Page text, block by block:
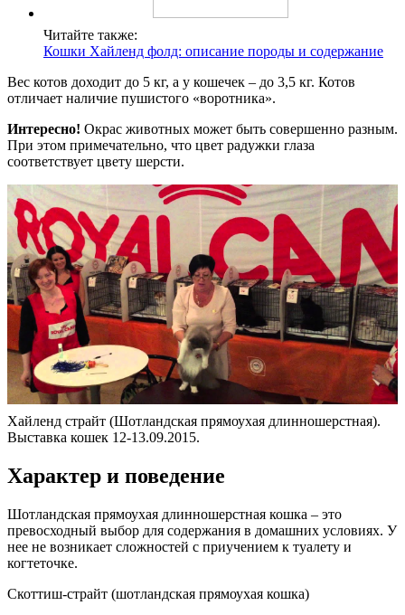
Читайте также:
Кошки Хайленд фолд: описание породы и содержание
Вес котов доходит до 5 кг, а у кошечек – до 3,5 кг. Котов
отличает наличие пушистого «воротника».
Интересно! Окрас животных может быть совершенно разным.
При этом примечательно, что цвет радужки глаза
соответствует цвету шерсти.
Хайленд страйт (Шотландская прямоухая длинношерстная).
Выставка кошек 12-13.09.2015.
Характер и поведение
Шотландская прямоухая длинношерстная кошка – это
превосходный выбор для содержания в домашних условиях. У
нее не возникает сложностей с приучением к туалету и
когтеточке.
Скоттиш-страйт (шотландская прямоухая кошка)